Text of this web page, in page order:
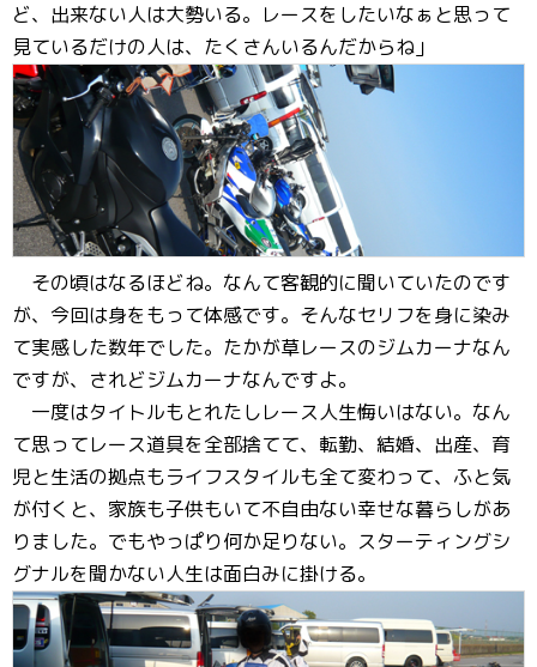
ど、出来ない人は大勢いる。レースをしたいなぁと思って
見ているだけの人は、たくさんいるんだからね」
その頃はなるほどね。なんて客観的に聞いていたのです
が、今回は身をもって体感です。そんなセリフを身に染み
て実感した数年でした。たかが草レースのジムカーナなん
ですが、されどジムカーナなんですよ。
一度はタイトルもとれたしレース人生悔いはない。なん
て思ってレース道具を全部捨てて、転勤、結婚、出産、育
児と生活の拠点もライフスタイルも全て変わって、ふと気
が付くと、家族も子供もいて不自由ない幸せな暮らしがあ
りました。でもやっぱり何か足りない。スターティングシ
グナルを聞かない人生は面白みに掛ける。